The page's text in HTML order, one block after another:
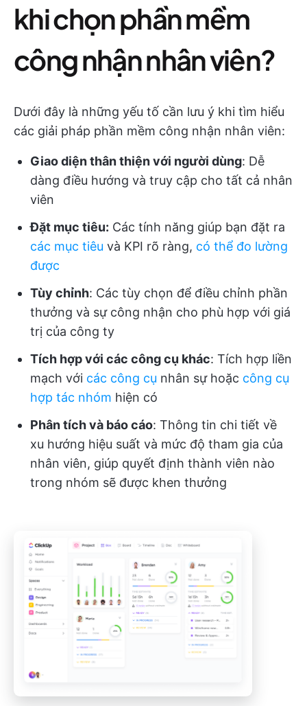
khi chọn phần mềm
công nhận nhân viên?
Dưới đây là những yếu tố cần lưu ý khi tìm hiểu
các giải pháp phần mềm công nhận nhân viên:
Giao diện thân thiện với người dùng: Dễ
dàng điều hướng và truy cập cho tất cả nhân
viên
Đặt mục tiêu: Các tính năng giúp bạn đặt ra
các mục tiêu và KPI rõ ràng, có thể đo lường
được
Tùy chỉnh: Các tùy chọn để điều chỉnh phần
thưởng và sự công nhận cho phù hợp với giá
trị của công ty
Tích hợp với các công cụ khác: Tích hợp liền
mạch với các công cụ nhân sự hoặc công cụ
hợp tác nhóm hiện có
Phân tích và báo cáo: Thông tin chi tiết về
xu hướng hiệu suất và mức độ tham gia của
nhân viên, giúp quyết định thành viên nào
trong nhóm sẽ được khen thưởng